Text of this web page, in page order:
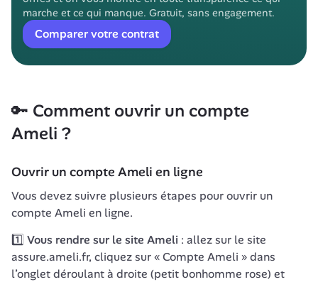
marche et ce qui manque. Gratuit, sans engagement.
Comparer votre contrat
🔑 Comment ouvrir un compte
Ameli ?
Ouvrir un compte Ameli en ligne
Vous devez suivre plusieurs étapes pour ouvrir un
compte Ameli en ligne.
1️⃣ Vous rendre sur le site Ameli : allez sur le site
assure.ameli.fr, cliquez sur « Compte Ameli » dans
l’onglet déroulant à droite (petit bonhomme rose) et